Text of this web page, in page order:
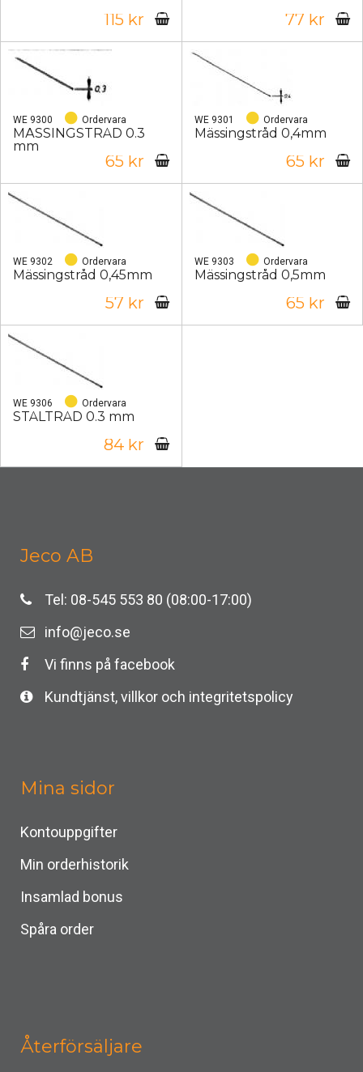
115 kr 77 kr
WE 9300 Ordervara
MÄSSINGSTRÅD 0.3
mm
65 kr
WE 9301 Ordervara
Mässingstråd 0,4mm
65 kr
WE 9302 Ordervara
Mässingstråd 0,45mm
57 kr
WE 9303 Ordervara
Mässingstråd 0,5mm
65 kr
WE 9306 Ordervara
STÅLTRÅD 0.3 mm
84 kr
Jeco AB
Tel: 08-545 553 80 (08:00-17:00)
info@jeco.se
Vi finns på facebook
Kundtjänst, villkor och integritetspolicy
Mina sidor
Kontouppgifter
Min orderhistorik
Insamlad bonus
Spåra order
Återförsäljare